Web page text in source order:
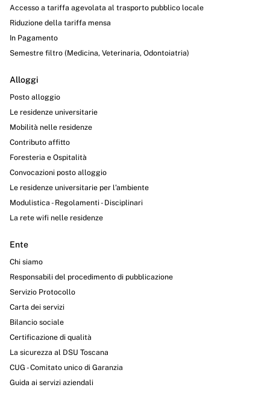
Accesso a tariffa agevolata al trasporto pubblico locale
Riduzione della tariffa mensa
In Pagamento
Semestre filtro (Medicina, Veterinaria, Odontoiatria)
Alloggi
Posto alloggio
Le residenze universitarie
Mobilità nelle residenze
Contributo affitto
Foresteria e Ospitalità
Convocazioni posto alloggio
Le residenze universitarie per l’ambiente
Modulistica - Regolamenti - Disciplinari
La rete wifi nelle residenze
Ente
Chi siamo
Responsabili del procedimento di pubblicazione
Servizio Protocollo
Carta dei servizi
Bilancio sociale
Certificazione di qualità
La sicurezza al DSU Toscana
CUG - Comitato unico di Garanzia
Guida ai servizi aziendali